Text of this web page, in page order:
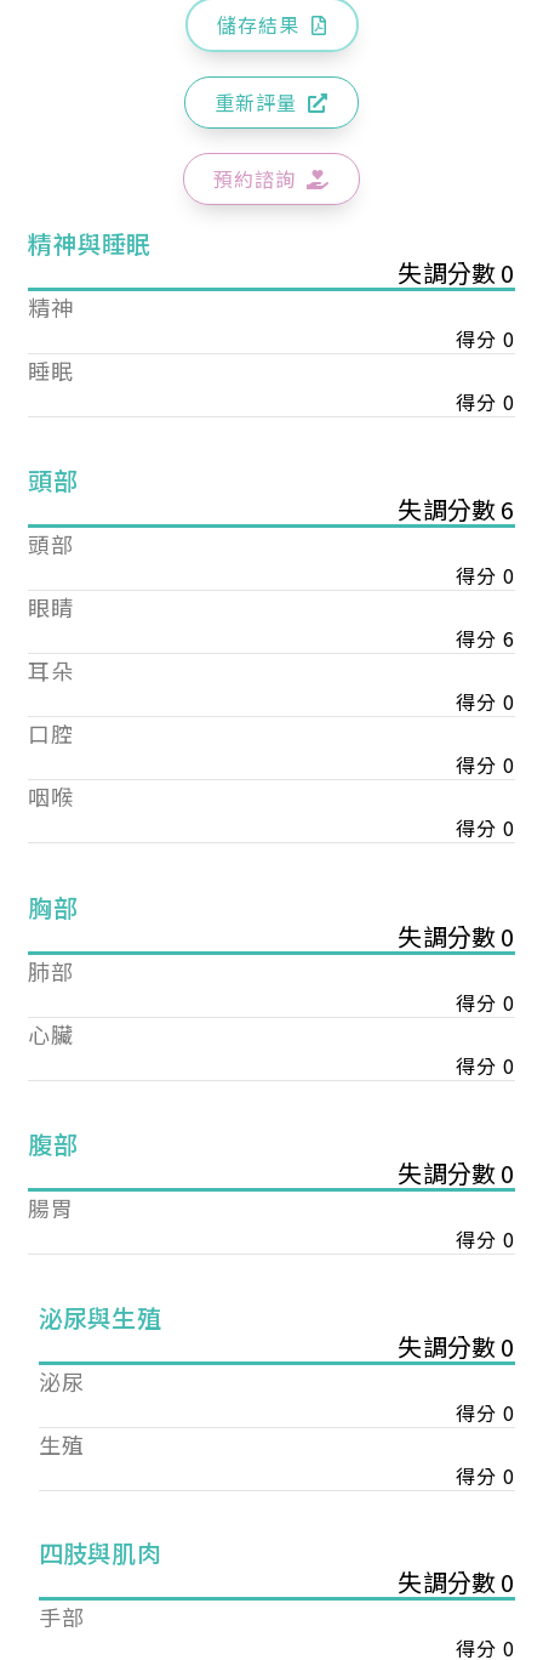
儲存結果
重新評量
預約諮詢
精神與睡眠
失調分數 0
精神
得分 0
睡眠
得分 0
頭部
失調分數 6
頭部
得分 0
眼睛
得分 6
耳朵
得分 0
口腔
得分 0
咽喉
得分 0
胸部
失調分數 0
肺部
得分 0
心臟
得分 0
腹部
失調分數 0
腸胃
得分 0
泌尿與生殖
失調分數 0
泌尿
得分 0
生殖
得分 0
四肢與肌肉
失調分數 0
手部
得分 0
您已成功送出會員申請
您好，您的會員申請，已成功送出，經本協會理事
會審核通過後即通知您進行繳費，繳費資訊如下